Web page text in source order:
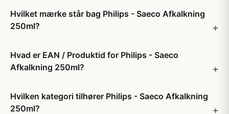
Hvilket mærke står bag Philips - Saeco Afkalkning
250ml?
Hvad er EAN / Produktid for Philips - Saeco
Afkalkning 250ml?
Hvilken kategori tilhører Philips - Saeco Afkalkning
250ml?